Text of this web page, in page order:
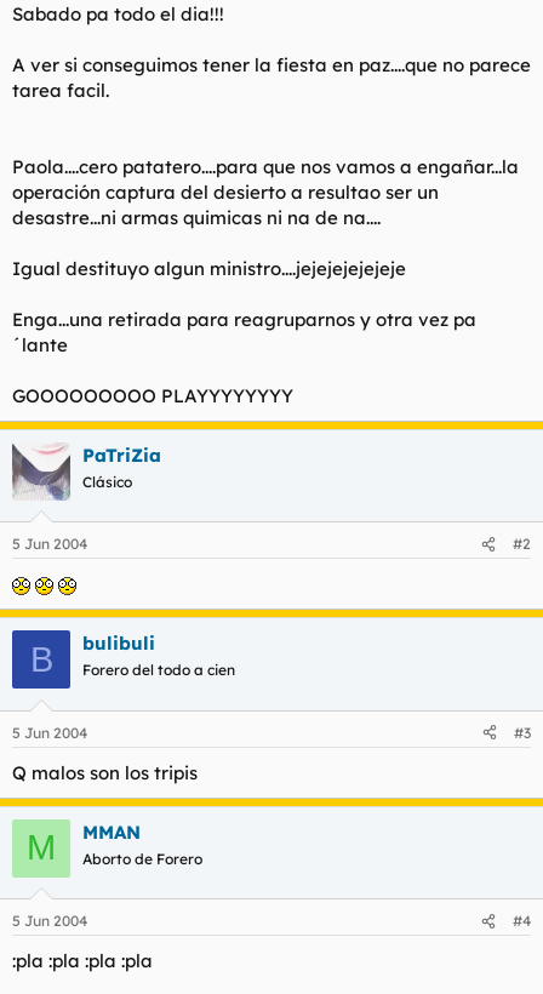
l
e
m
i
Sabado pa todo el dia!!!
A ver si conseguimos tener la fiesta en paz....que no parece
tarea facil.
Paola....cero patatero....para que nos vamos a engañar...la
operación captura del desierto a resultao ser un
desastre...ni armas quimicas ni na de na....
Igual destituyo algun ministro....jejejejejejeje
Enga...una retirada para reagruparnos y otra vez pa
´lante
GOOOOOOOOO PLAYYYYYYYY
PaTriZia
Clásico
5 Jun 2004 #2
B bulibuli
Forero del todo a cien
5 Jun 2004 #3
Q malos son los tripis
M MMAN
Aborto de Forero
5 Jun 2004 #4
:pla :pla :pla :pla